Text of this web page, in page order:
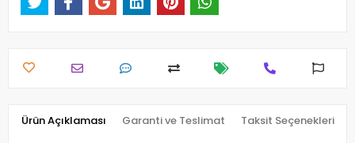
Ürün Açıklaması Garanti ve Teslimat Taksit Seçenekleri